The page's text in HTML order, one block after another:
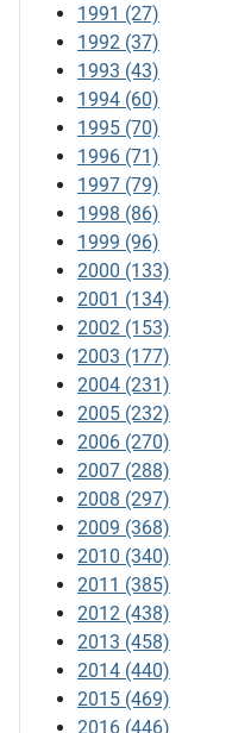
1991 (27)
1992 (37)
1993 (43)
1994 (60)
1995 (70)
1996 (71)
1997 (79)
1998 (86)
1999 (96)
2000 (133)
2001 (134)
2002 (153)
2003 (177)
2004 (231)
2005 (232)
2006 (270)
2007 (288)
2008 (297)
2009 (368)
2010 (340)
2011 (385)
2012 (438)
2013 (458)
2014 (440)
2015 (469)
2016 (446)